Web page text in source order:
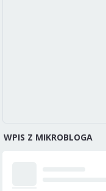
WPIS Z MIKROBLOGA